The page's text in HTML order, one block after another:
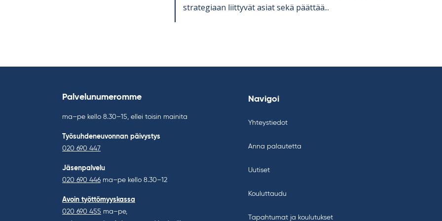
stra­te­gi­aan liit­ty­vät asiat sekä päät­tää...
Palvelunumeromme
ma–pe kello 8.30–15, ellei toisin mainita
Työsuhdeneuvonnan päivystys
020 690 447
Jäsenpalvelu
020 690 446 ma–pe kello 8.30–12
Avoin työttömyyskassa
020 690 455 ma–pe,
Navigoi
Yhteystiedot
Anna palautetta
Uutiset
Kouluttaudu
Tapahtumat ja koulutukset